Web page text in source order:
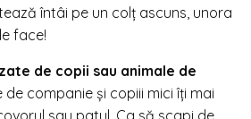
întâi pe un colț ascuns, unora
face!
de copii sau animale de
de companie și copiii mici îți mai
sau patul. Ca să scapi de